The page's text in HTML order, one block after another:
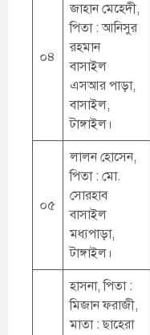
০৪
জাহান মেহেদী,
পিতা : আনিসুর
রহমান
বাসাইল
এসআর পাড়া,
বাসাইল,
টাঙ্গাইল।
০৫
লালন হোসেন,
পিতা : মো.
সোরহাব
বাসাইল
মধ্যপাড়া,
টাঙ্গাইল।
হাসনা, পিতা :
মিজান ফরাজী,
মাতা : ছাহেরা